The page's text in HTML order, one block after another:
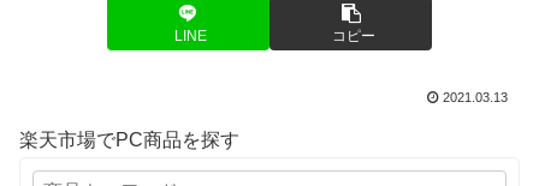
LINE コピー
2021.03.13
楽天市場でPC商品を探す